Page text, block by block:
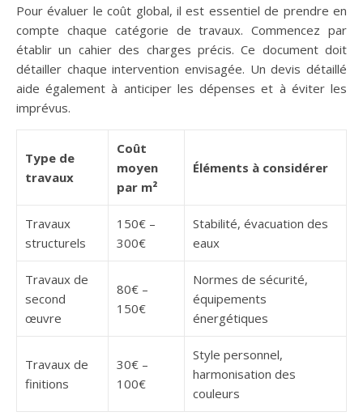
Pour évaluer le coût global, il est essentiel de prendre en
compte chaque catégorie de travaux. Commencez par
établir un cahier des charges précis. Ce document doit
détailler chaque intervention envisagée. Un devis détaillé
aide également à anticiper les dépenses et à éviter les
imprévus.
Type de
travaux
Coût
moyen
par m²
Éléments à considérer
Travaux
structurels
150€ –
300€
Stabilité, évacuation des
eaux
Travaux de
second
œuvre
80€ –
150€
Normes de sécurité,
équipements
énergétiques
Travaux de
finitions
30€ –
100€
Style personnel,
harmonisation des
couleurs